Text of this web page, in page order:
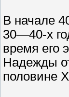
В начале
30—40-х
время его
Надежды
половине